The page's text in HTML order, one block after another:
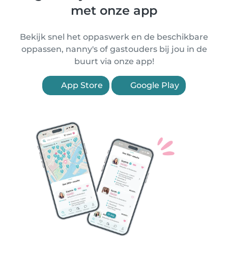
met onze app
Bekijk snel het oppaswerk en de beschikbare
oppassen, nanny's of gastouders bij jou in de
buurt via onze app!
App Store Google Play